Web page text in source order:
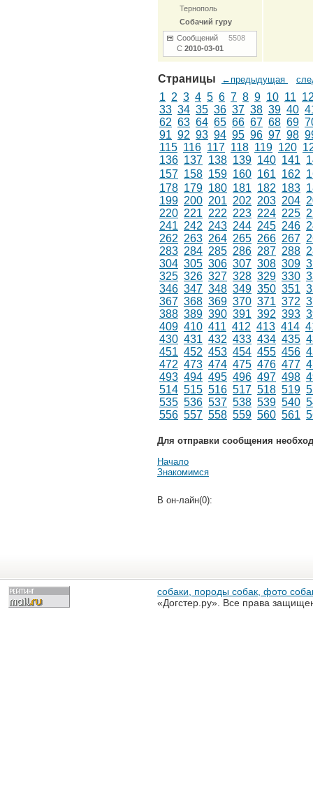
Тернополь
Собачий гуру
Сообщений 5508
С 2010-03-01
Страницы ←предыдущая
1 2 3 4 5 6 7 8 9 10 11
33 34 35 36 37 38 39 40
62 63 64 65 66 67 68 69
91 92 93 94 95 96 97 98
115 116 117 118 119 120
136 137 138 139 140 141
157 158 159 160 161 162
178 179 180 181 182 183
199 200 201 202 203 204
220 221 222 223 224 225
241 242 243 244 245 246
262 263 264 265 266 267
283 284 285 286 287 288
304 305 306 307 308 309
325 326 327 328 329 330
346 347 348 349 350 351
367 368 369 370 371 372
388 389 390 391 392 393
409 410 411 412 413 414
430 431 432 433 434 435
451 452 453 454 455 456
472 473 474 475 476 477
493 494 495 496 497 498
514 515 516 517 518 519
535 536 537 538 539 540
556 557 558 559 560 561
Для отправки сообщения
Начало
Знакомимся
В он-лайн(0):
собаки, породы собак, фото
«Догстер.ру». Все права